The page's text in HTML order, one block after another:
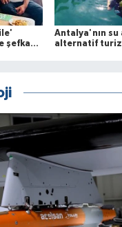
şefkat
Antalya'nın su
alternatif